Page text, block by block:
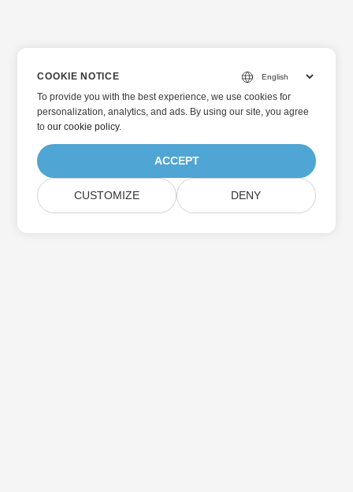
COOKIE NOTICE
To provide you with the best experience, we use cookies for
personalization, analytics, and ads. By using our site, you agree
toour cookie policy.
ACCEPT
CUSTOMIZE DENY